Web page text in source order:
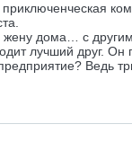
дома… с
лучший друг. Он
Ведь